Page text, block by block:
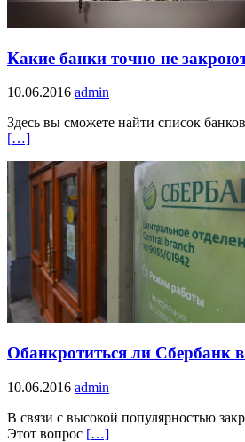
Какие банки точно не
10.06.2016 admin
Здесь вы сможете найти список
[…]
Обанкротиться ли Сбербанк в
10.06.2016 admin
В связи с высокой популярностью
Этот вопрос […]